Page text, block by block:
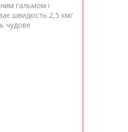
гальмом і
швидкість 2,5 км/
чудове